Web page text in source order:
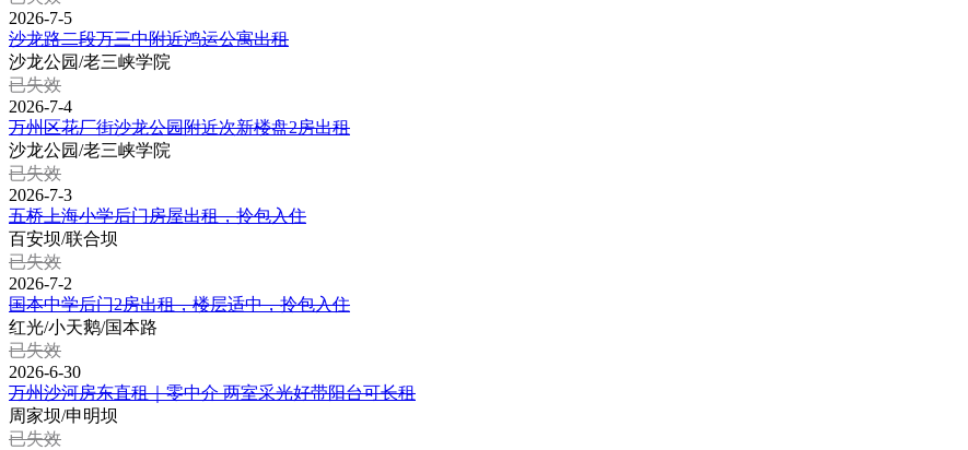
2026-7-5
沙龙路二段万三中附近鸿运公寓出租
沙龙公园/老三峡学院
已失效
2026-7-4
万州区花厂街沙龙公园附近次新楼盘2房出租
沙龙公园/老三峡学院
已失效
2026-7-3
五桥上海小学后门房屋出租，拎包入住
百安坝/联合坝
已失效
2026-7-2
国本中学后门2房出租，楼层适中，拎包入住
红光/小天鹅/国本路
已失效
2026-6-30
万州沙河房东直租｜零中介 两室采光好带阳台可长租
周家坝/申明坝
已失效